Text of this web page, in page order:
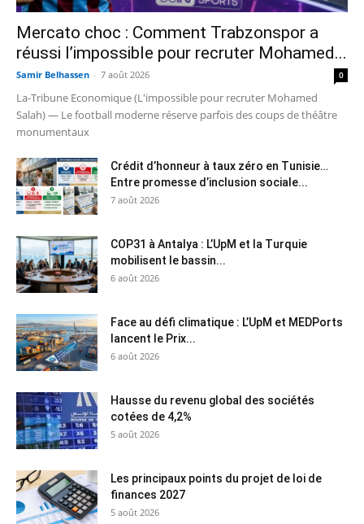
Mercato choc : Comment Trabzonspor a
réussi l’impossible pour recruter Mohamed...
Samir Belhassen - 7 août 2026 0
La-Tribune Economique (L'impossible pour recruter Mohamed
Salah) — Le football moderne réserve parfois des coups de théâtre
monumentaux
Crédit d’honneur à taux zéro en Tunisie…
Entre promesse d’inclusion sociale...
7 août 2026
COP31 à Antalya : L’UpM et la Turquie
mobilisent le bassin...
6 août 2026
Face au défi climatique : L’UpM et MEDPorts
lancent le Prix...
6 août 2026
Hausse du revenu global des sociétés
cotées de 4,2%
5 août 2026
Les principaux points du projet de loi de
finances 2027
5 août 2026